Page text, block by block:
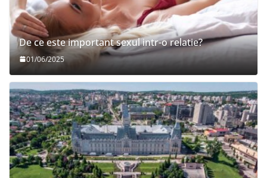
De ce este important sexul intr-o relatie?
01/06/2025